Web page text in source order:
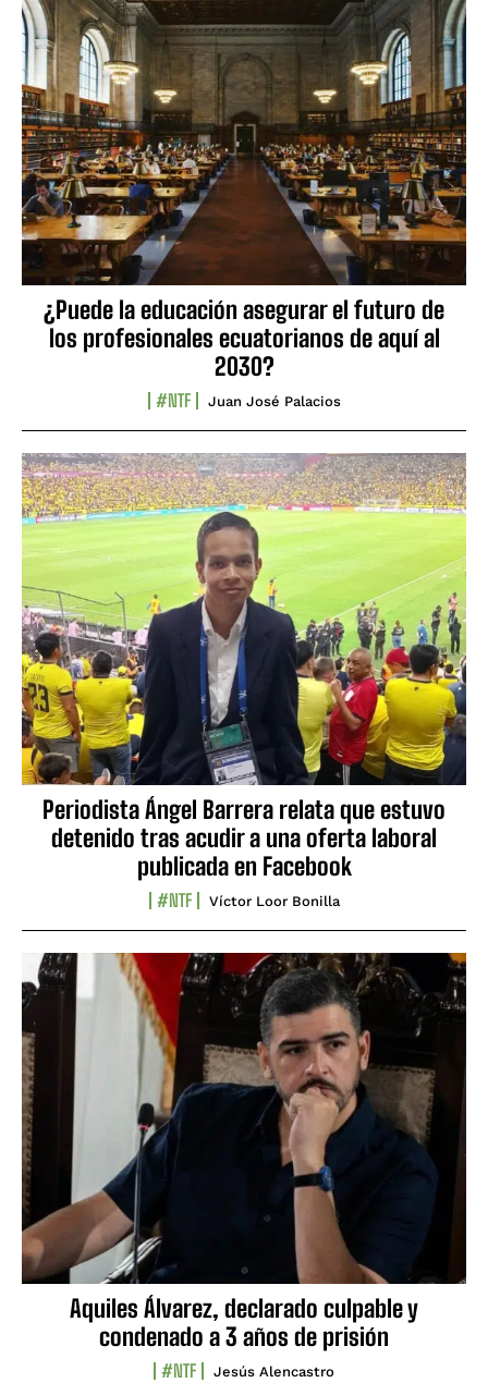
¿Puede la educación asegurar el futuro de
los profesionales ecuatorianos de aquí al
2030?
#NTF Juan José Palacios
Periodista Ángel Barrera relata que estuvo
detenido tras acudir a una oferta laboral
publicada en Facebook
#NTF Víctor Loor Bonilla
Aquiles Álvarez, declarado culpable y
condenado a 3 años de prisión
#NTF Jesús Alencastro